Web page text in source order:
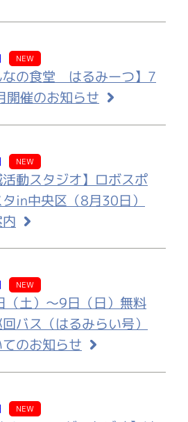
NEW
なの食堂 はるみーつ】7
開催のお知らせ
NEW
活動スタジオ】ロボスポ
in中央区（8月30日）
NEW
（土）～9日（日）無料
バス（はるみらい号）
のお知らせ
NEW